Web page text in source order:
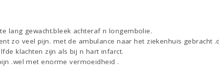
lang gewacht.bleek achteraf n longembolie.
zo veel pijn. met de ambulance naar het ziekenhuis gebracht
klachten zijn als bij n hart infarct.
.wel met enorme vermoeidheid .